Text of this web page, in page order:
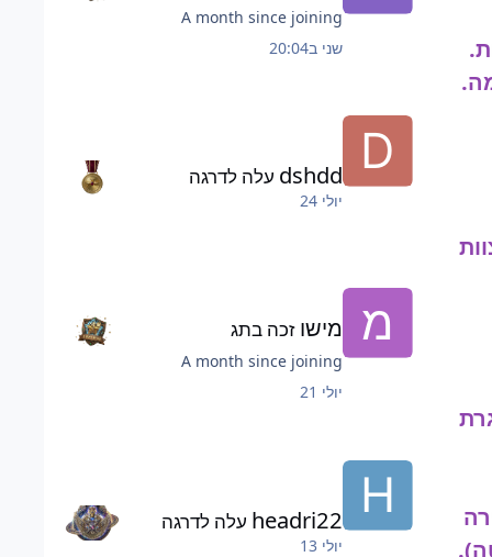
A month since joining
שני ב20:04
dshdd עלה לדרגה
יולי 24
מישו זכה בתג
A month since joining
יולי 21
headri22 עלה לדרגה
יולי 13